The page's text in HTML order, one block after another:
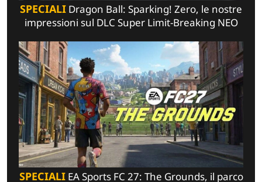
SPECIALI Dragon Ball: Sparking! Zero, le nostre
impressioni sul DLC Super Limit-Breaking NEO
SPECIALIEA Sports FC 27: The Grounds, il parco